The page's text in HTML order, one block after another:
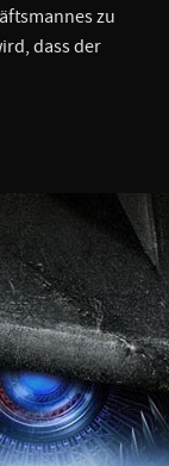
zu
dass der